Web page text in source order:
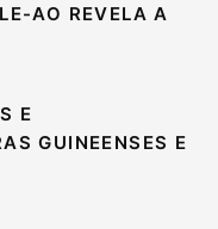
AO REVELA A
E
GUINEENSES E